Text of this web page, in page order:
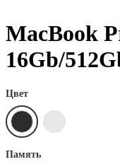
MacBook
16Gb/
Цвет
Память